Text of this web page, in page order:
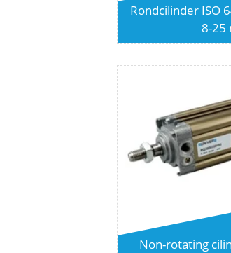
Rondcilinder ISO
8-25
Non-rotating